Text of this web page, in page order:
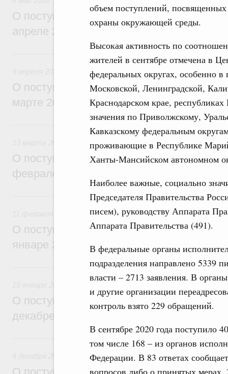
объем поступлений,
охраны окружающей среды.
Высокая активность по
жителей в сентябре отмечена в
федеральных округах, особенно
Московской, Ленинградской,
Краснодарском крае,
значения по Приволжскому,
Кавказскому федеральным
проживающие в Республике
Ханты-Мансийском автономном
Наиболее важные, социально
Председателя Правительства
писем), руководству Аппарата
Аппарата Правительства (491).
В федеральные органы
подразделения направлено 5339
власти – 2713 заявления. В
и другие организации
контроль взято 229 обращений.
В сентябре 2020 года поступило
том числе 168 – из органов
Федерации. В 83 ответах
вопросов либо о принятых мерах,
О поступивших в Правительство
апреле 2026 года обращениях граждан
9 апреля, четверг
О поступивших в Правительство
марте 2026 года обращениях граждан
13 марта, пятница
О поступивших в Правительство
феврале 2026 года обращениях граждан
11 февраля, среда
О поступивших в Правительство
январе 2026 года обращениях граждан
15 января, четверг
О поступивших в Правительство
декабре 2025 года обращениях граждан
4 декабря 2025, четверг